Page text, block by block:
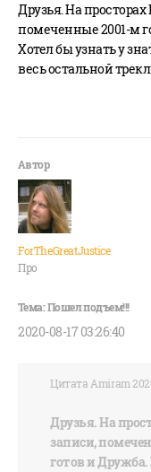
Друзья. На
помеченные 2001-м
Хотел бы узнать у
весь остальной
ForTheGreatJustice
Про
2020-08-17 03:26:40
Цитата Amiram
Друзья. На
записи,
готов и Дружба.